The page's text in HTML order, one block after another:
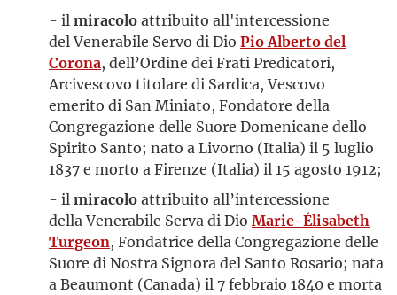
- il miracoloattribuito all'intercessione
del Venerabile Servo di Dio Pio Alberto del
Corona, dell’Ordine dei Frati Predicatori,
Arcivescovo titolare di Sardica, Vescovo
emerito di San Miniato, Fondatore della
Congregazione delle Suore Domenicane dello
Spirito Santo; nato a Livorno (Italia) il 5 luglio
1837 e morto a Firenze (Italia) il 15 agosto 1912;
- il miracoloattribuito all’intercessione
della Venerabile Serva di Dio Marie-Élisabeth
Turgeon, Fondatrice della Congregazione delle
Suore di Nostra Signora del Santo Rosario; nata
a Beaumont (Canada) il 7 febbraio 1840 e morta